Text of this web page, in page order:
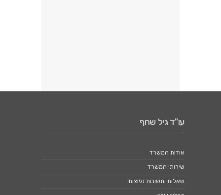
עו"ד גיל שחף
אודות המשרד
שירותי המשרד
שאלות ותשובות נפוצות